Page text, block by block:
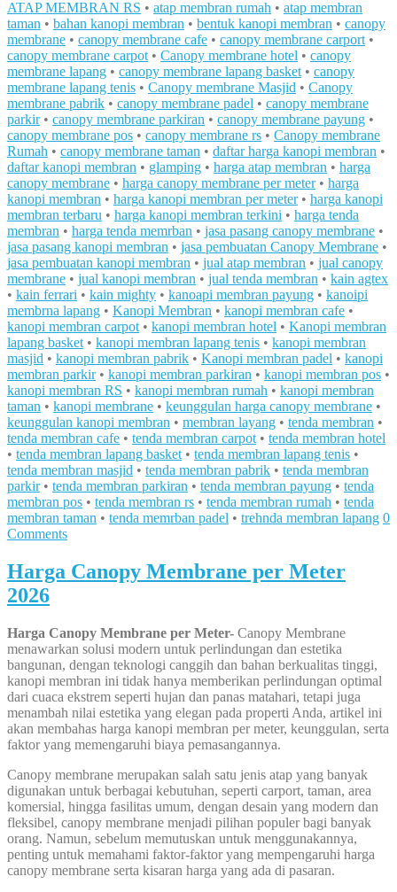
ATAP MEMBRAN RS • atap membran rumah • atap membran
taman • bahan kanopi membran • bentuk kanopi membran • canopy
membrane • canopy membrane cafe • canopy membrane carport •
canopy membrane carpot • Canopy membrane hotel • canopy
membrane lapang • canopy membrane lapang basket • canopy
membrane lapang tenis • Canopy membrane Masjid • Canopy
membrane pabrik • canopy membrane padel • canopy membrane
parkir• canopy membrane parkiran • canopy membrane payung •
canopy membrane pos • canopy membrane rs • Canopy membrane
Rumah • canopy membrane taman • daftar harga kanopi membran •
daftar kanopi membran • glamping • harga atap membran • harga
canopy membrane • harga canopy membrane per meter• harga
kanopi membran • harga kanopi membran per meter• harga kanopi
membran terbaru • harga kanopi membran terkini • harga tenda
membran • harga tenda memrban • jasa pasang canopy membrane •
jasa pasang kanopi membran • jasa pembuatan Canopy Membrane •
jasa pembuatan kanopi membran • jual atap membran • jual canopy
membrane • jual kanopi membran • jual tenda membran • kain agtex
• kain ferrari • kain mighty • kanoapi membran payung • kanoipi
membrna lapang • Kanopi Membran • kanopi membran cafe •
kanopi membran carpot • kanopi membran hotel • Kanopi membran
lapang basket • kanopi membran lapang tenis • kanopi membran
masjid • kanopi membran pabrik • Kanopi membran padel • kanopi
membran parkir• kanopi membran parkiran • kanopi membran pos •
kanopi membran RS • kanopi membran rumah • kanopi membran
taman • kanopi membrane • keunggulan harga canopy membrane •
keunggulan kanopi membran • membran layang • tenda membran •
tenda membran cafe • tenda membran carpot • tenda membran hotel
• tenda membran lapang basket • tenda membran lapang tenis •
tenda membran masjid • tenda membran pabrik • tenda membran
parkir• tenda membran parkiran • tenda membran payung • tenda
membran pos • tenda membran rs • tenda membran rumah • tenda
membran taman • tenda memrban padel • trehnda membran lapang 0
Comments
Harga Canopy Membrane per Meter
2026
Harga Canopy Membrane per Meter- Canopy Membrane
menawarkan solusi modern untuk perlindungan dan estetika
bangunan, dengan teknologi canggih dan bahan berkualitas tinggi,
kanopi membran ini tidak hanya memberikan perlindungan optimal
dari cuaca ekstrem seperti hujan dan panas matahari, tetapi juga
menambah nilai estetika yang elegan pada properti Anda, artikel ini
akan membahas harga kanopi membran per meter, keunggulan, serta
faktor yang memengaruhi biaya pemasangannya.
Canopy membrane merupakan salah satu jenis atap yang banyak
digunakan untuk berbagai kebutuhan, seperti carport, taman, area
komersial, hingga fasilitas umum, dengan desain yang modern dan
fleksibel, canopy membrane menjadi pilihan populer bagi banyak
orang. Namun, sebelum memutuskan untuk menggunakannya,
penting untuk memahami faktor-faktor yang mempengaruhi harga
canopy membrane serta kisaran harga yang ada di pasaran.